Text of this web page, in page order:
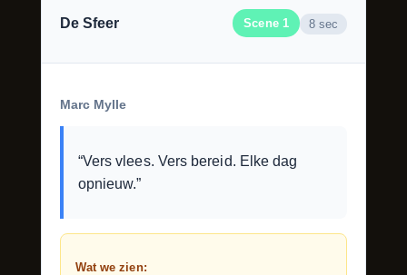
Scene 1
De Sfeer 8 sec
Marc Mylle
“Vers vlees. Vers bereid. Elke dag
opnieuw.”
Wat we zien: